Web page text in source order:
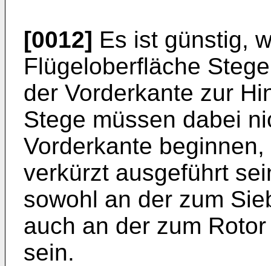
[0012] Es ist günstig,
Flügeloberfläche
der Vorderkante zur
Stege müssen dabei
Vorderkante
verkürzt ausgeführt
sowohl an der zum
auch an der zum
sein.